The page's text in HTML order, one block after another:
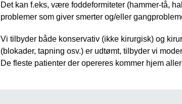
Det kan f.eks, være foddeformiteter (hammer-tå,
problemer som giver smerter og/eller
Vi tilbyder både konservativ (ikke kirurgisk) og
(blokader, tapning osv.) er udtømt, tilbyder vi
De fleste patienter der opereres kommer hjem